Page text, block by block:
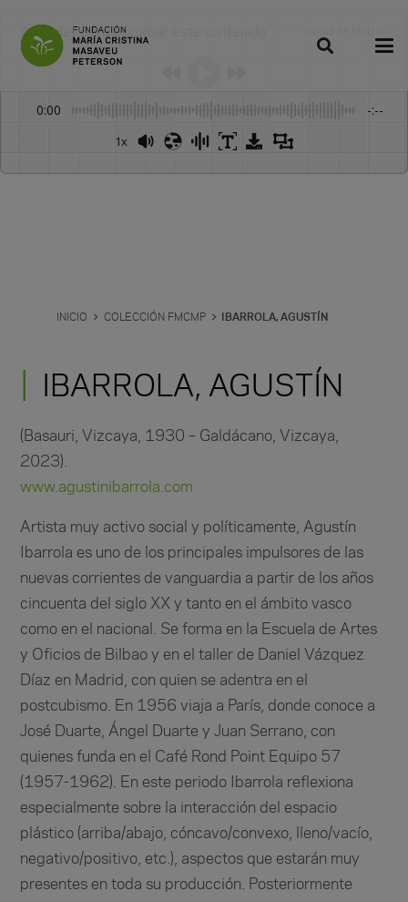
Dale play para escuchar este contenido
0:00 -:--
1x
INICIO COLECCIÓN FMCMP IBARROLA, AGUSTÍN
IBARROLA, AGUSTÍN
(Basauri, Vizcaya, 1930 – Galdácano, Vizcaya,
2023).
www.agustinibarrola.com
Artista muy activo social y políticamente, Agustín
Ibarrola es uno de los principales impulsores de las
nuevas corrientes de vanguardia a partir de los años
cincuenta del siglo XX y tanto en el ámbito vasco
como en el nacional. Se forma en la Escuela de Artes
y Oficios de Bilbao y en el taller de Daniel Vázquez
Díaz en Madrid, con quien se adentra en el
postcubismo. En 1956 viaja a París, donde conoce a
José Duarte, Ángel Duarte y Juan Serrano, con
quienes funda en el Café Rond Point Equipo 57
(1957-1962). En este periodo Ibarrola reflexiona
especialmente sobre la interacción del espacio
plástico (arriba/abajo, cóncavo/convexo, lleno/vacío,
negativo/positivo, etc.), aspectos que estarán muy
presentes en toda su producción. Posteriormente